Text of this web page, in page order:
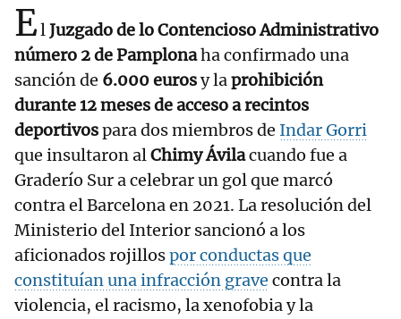
ElJuzgado de lo Contencioso Administrativo
número 2 de Pamplonaha confirmado una
sanción de 6.000 eurosy laprohibición
durante 12 meses de acceso a recintos
deportivospara dos miembros de Indar Gorri
que insultaron alChimy Ávilacuando fue a
Graderío Sur a celebrar un gol que marcó
contra el Barcelona en 2021. La resolución del
Ministerio del Interior sancionó a los
aficionados rojillospor conductas que
constituían una infracción grave contra la
violencia, el racismo, la xenofobia y la